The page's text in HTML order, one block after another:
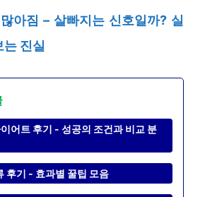
아짐 – 살빠지는 신호일까? 실
진실
어트 후기 - 성공의 조건과 비교 분
후기 - 효과별 꿀팁 모음